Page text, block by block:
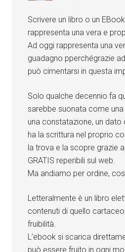
Scrivere un libro o un
rappresenta una vera e
Ad oggi rappresenta una
guadagno pperchégrazie
può cimentarsi in questa
Solo qualche decennio fa
sarebbe suonata come
una constatazione, un dato
ha la scrittura nel proprio
la trova e la scopre grazie
GRATIS reperibili sul web.
Ma andiamo per ordine,
Letteralmente è un libro
contenuti di quello
fruibilità.
L’ebook si scarica
può essere fruito in ogni